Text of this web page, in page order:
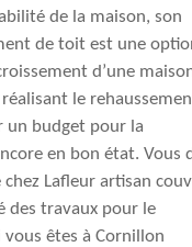
de la maison, son
de toit est une
d’une
le
un budget pour la
en bon état. Vous
Lafleur artisan
des travaux pour le
êtes à Cornillon